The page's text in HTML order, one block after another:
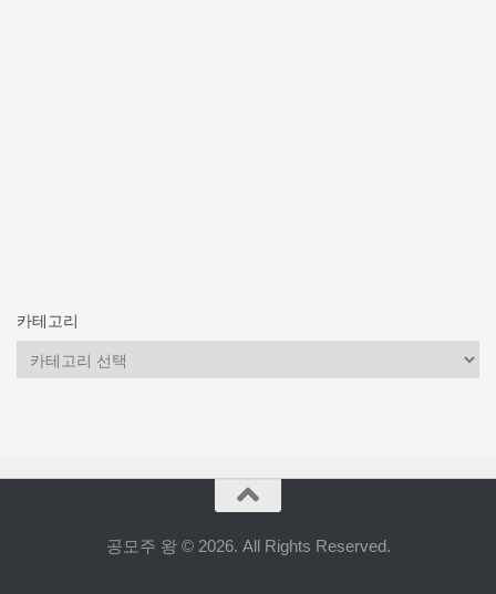
카테고리
카
테
공모주 왕 © 2026. All Rights Reserved.